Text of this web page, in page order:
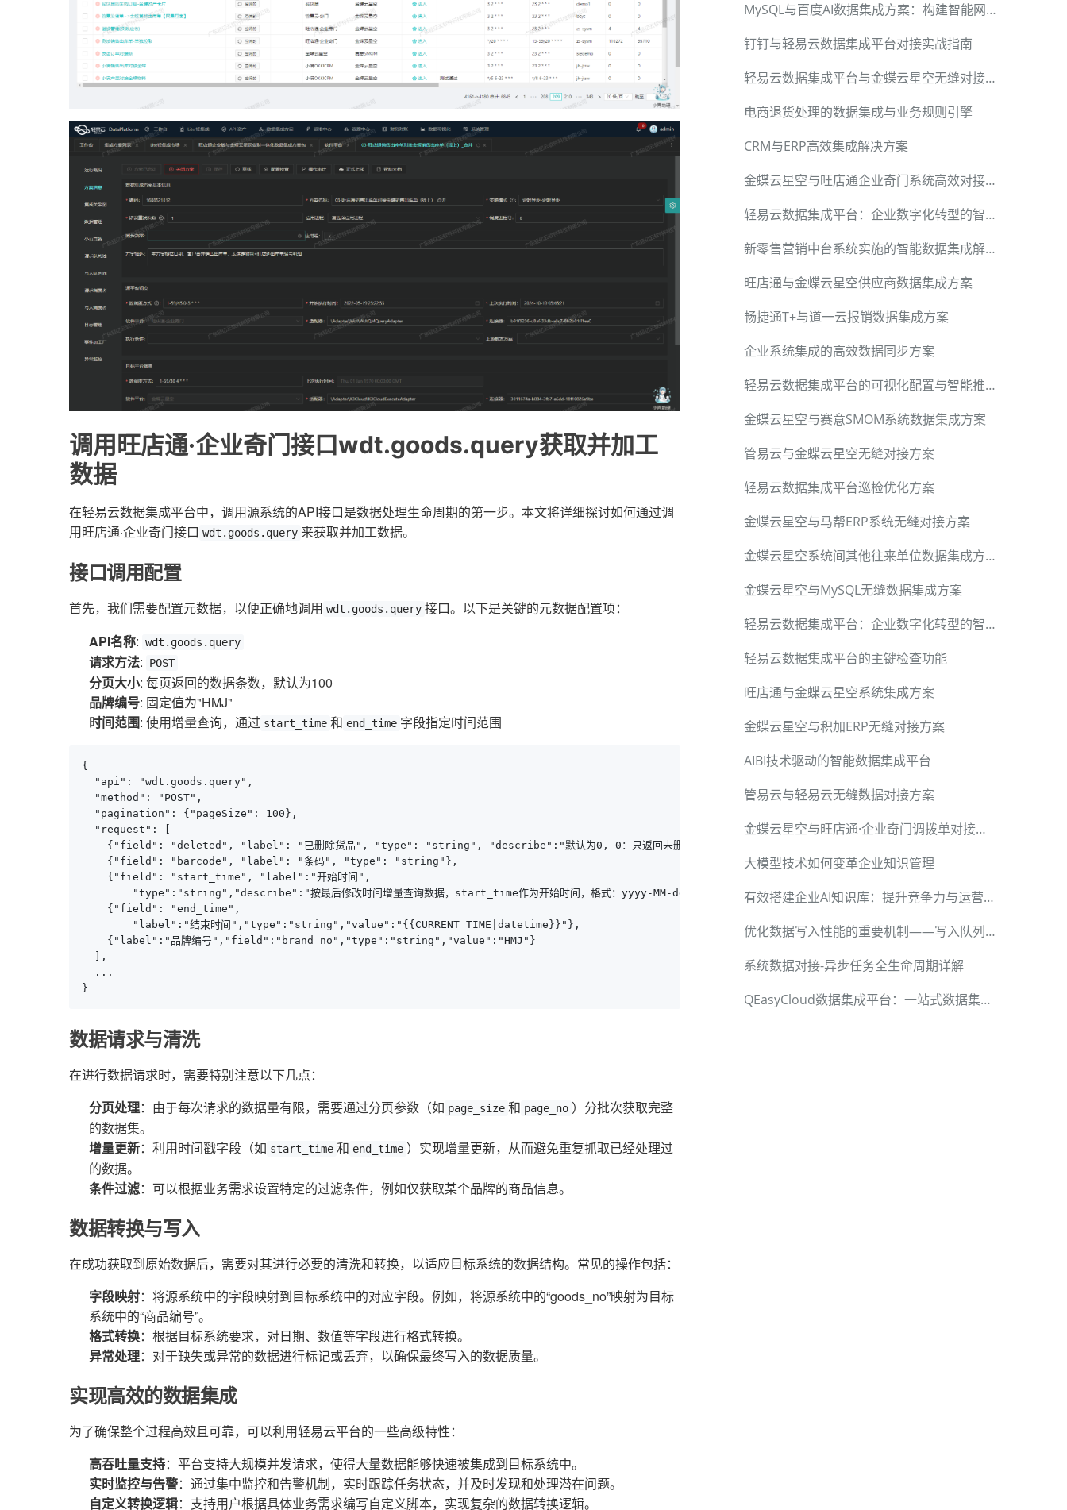
调用旺店通·企业奇门接口wdt.goods.query获取并加工
数据
在轻易云数据集成平台中，调用源系统的API接口是数据处理生命周期的第一步。本文将详细探讨如何通过调
用旺店通·企业奇门接口 wdt.goods.query 来获取并加工数据。
接口调用配置
首先，我们需要配置元数据，以便正确地调用 wdt.goods.query 接口。以下是关键的元数据配置项：
API名称: wdt.goods.query
请求方法: POST
分页大小: 每页返回的数据条数，默认为100
品牌编号: 固定值为"HMJ"
时间范围: 使用增量查询，通过 start_time 和 end_time 字段指定时间范围
{
  "api": "wdt.goods.query",
  "method": "POST",
  "pagination": {"pageSize": 100},
  "request": [
    {"field": "deleted", "label": "已删除货品", "type": "string", "describe":"默认为0, 0：只返回未删除货品"},
    {"field": "barcode", "label": "条码", "type": "string"},
    {"field": "start_time", "label":"开始时间",
        "type":"string","describe":"按最后修改时间增量查询数据，start_time作为开始时间，格式：yyyy-MM-dd HH:mm:ss","value":"{{LAST_SYNC_TIME|datetime}}"},
    {"field": "end_time",
        "label":"结束时间","type":"string","value":"{{CURRENT_TIME|datetime}}"},
    {"label":"品牌编号","field":"brand_no","type":"string","value":"HMJ"}
  ],
  ...
}
数据请求与清洗
在进行数据请求时，需要特别注意以下几点：
分页处理：由于每次请求的数据量有限，需要通过分页参数（如 page_size 和 page_no ）分批次获取完整
的数据集。
增量更新：利用时间戳字段（如 start_time 和 end_time ）实现增量更新，从而避免重复抓取已经处理过
的数据。
条件过滤：可以根据业务需求设置特定的过滤条件，例如仅获取某个品牌的商品信息。
数据转换与写入
在成功获取到原始数据后，需要对其进行必要的清洗和转换，以适应目标系统的数据结构。常见的操作包括：
字段映射：将源系统中的字段映射到目标系统中的对应字段。例如，将源系统中的“goods_no”映射为目标
系统中的“商品编号”。
格式转换：根据目标系统要求，对日期、数值等字段进行格式转换。
异常处理：对于缺失或异常的数据进行标记或丢弃，以确保最终写入的数据质量。
实现高效的数据集成
为了确保整个过程高效且可靠，可以利用轻易云平台的一些高级特性：
高吞吐量支持：平台支持大规模并发请求，使得大量数据能够快速被集成到目标系统中。
实时监控与告警：通过集中监控和告警机制，实时跟踪任务状态，并及时发现和处理潜在问题。
自定义转换逻辑：支持用户根据具体业务需求编写自定义脚本，实现复杂的数据转换逻辑。
MySQL与百度AI数据集成方案：构建智能网站收录系统
钉钉与轻易云数据集成平台对接实战指南
轻易云数据集成平台与金蝶云星空无缝对接方案
电商退货处理的数据集成与业务规则引擎
CRM与ERP高效集成解决方案
金蝶云星空与旺店通企业奇门系统高效对接方案
轻易云数据集成平台：企业数字化转型的智能引擎
新零售营销中台系统实施的智能数据集成解决方案
旺店通与金蝶云星空供应商数据集成方案
畅捷通T+与道一云报销数据集成方案
企业系统集成的高效数据同步方案
轻易云数据集成平台的可视化配置与智能推荐
金蝶云星空与赛意SMOM系统数据集成方案
管易云与金蝶云星空无缝对接方案
轻易云数据集成平台巡检优化方案
金蝶云星空与马帮ERP系统无缝对接方案
金蝶云星空系统间其他往来单位数据集成方案
金蝶云星空与MySQL无缝数据集成方案
轻易云数据集成平台：企业数字化转型的智能引擎
轻易云数据集成平台的主键检查功能
旺店通与金蝶云星空系统集成方案
金蝶云星空与积加ERP无缝对接方案
AIBI技术驱动的智能数据集成平台
管易云与轻易云无缝数据对接方案
金蝶云星空与旺店通·企业奇门调拨单对接方案
大模型技术如何变革企业知识管理
有效搭建企业AI知识库：提升竞争力与运营效率
优化数据写入性能的重要机制——写入队列池
系统数据对接-异步任务全生命周期详解
QEasyCloud数据集成平台：一站式数据集成解决方案